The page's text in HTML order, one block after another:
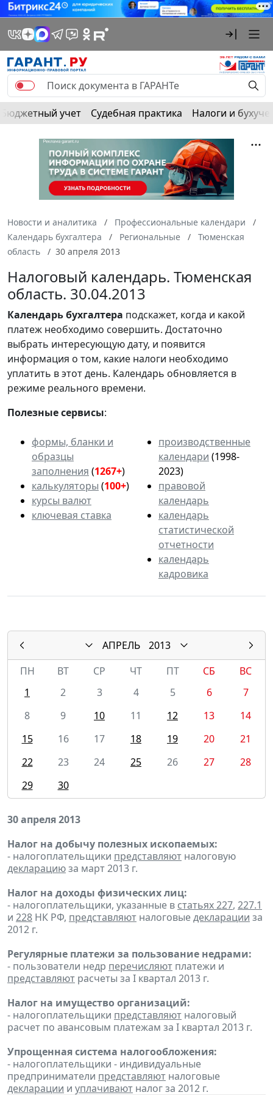
Бюджетный учет Судебная практика Налоги и
Новости и аналитика
Профессиональные календари
Календарь бухгалтера
Региональные
Тюменская
область
30 апреля 2013
Налоговый календарь. Тюменская
область. 30.04.2013
Календарьбухгалтера подскажет, когда и какой
платеж необходимо совершить. Достаточно
выбрать интересующую дату, и появится
информация о том, какие налоги необходимо
уплатить в этот день. Календарь обновляется в
режиме реального времени.
Полезные сервисы:
формы, бланки и
образцы
заполнения (1267+)
калькуляторы (100+)
курсы валют
ключевая ставка
производственные
календари (1998-
2023)
правовой
календарь
календарь
статистической
отчетности
календарь
кадровика
АПРЕЛЬ
2013
ПН
ВТ СР ЧТ ПТ СБ
ВС
1
2 3 4 5 6
7
8
9 10 11 12 13
14
15
16 17 18 19 20
21
22
23 24 25 26 27
28
29
30
30 апреля 2013
Налог на добычу полезных ископаемых:
- налогоплательщики представляют налоговую
декларациюза март 2013 г.
Налог на доходы физических лиц:
- налогоплательщики, указанные в статьях 227, 227.1
и 228 НК РФ, представляют налоговыедекларации за
2012 г.
Регулярные платежи за пользование недрами:
- пользователи недр перечисляют платежи и
представляют расчеты за I квартал 2013 г.
Налог на имущество организаций:
- налогоплательщики представляют налоговый
расчет по авансовым платежам за I квартал 2013 г.
Упрощенная система налогообложения:
- налогоплательщики - индивидуальные
предприниматели представляют налоговые
декларации и уплачивают налог за 2012 г.